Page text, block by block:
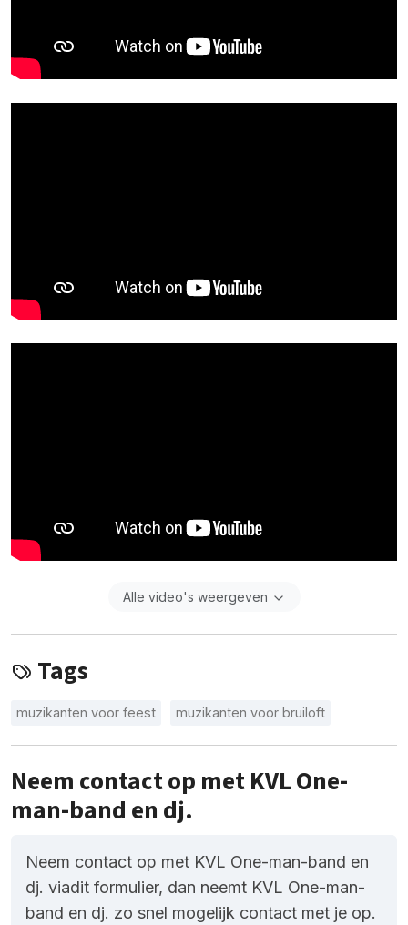
Alle video's weergeven
Tags
muzikanten voor feest muzikanten voor bruiloft
Neem contact op met KVL One-
man-band en dj.
Neem contact op met KVL One-man-band en
dj. viadit formulier, dan neemt KVL One-man-
band en dj. zo snel mogelijk contact met je op.